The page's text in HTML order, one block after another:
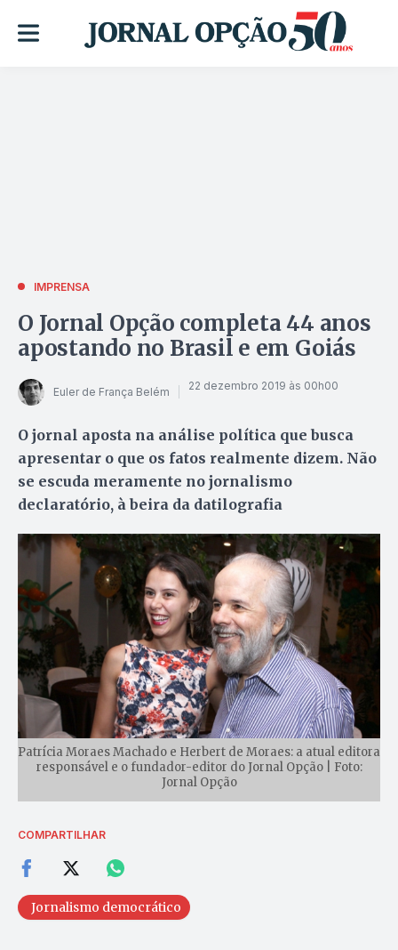
IMPRENSA
O Jornal Opção completa 44 anos
apostando no Brasil e em Goiás
Euler de França Belém 22 dezembro 2019 às 00h00
O jornal aposta na análise política que busca
apresentar o que os fatos realmente dizem. Não
se escuda meramente no jornalismo
declaratório, à beira da datilografia
Patrícia Moraes Machado e Herbert de Moraes: a atual editora
responsável e o fundador-editor do Jornal Opção | Foto:
Jornal Opção
COMPARTILHAR
Jornalismo democrático